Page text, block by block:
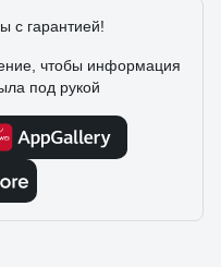
с гарантией!
чтобы информация
под рукой